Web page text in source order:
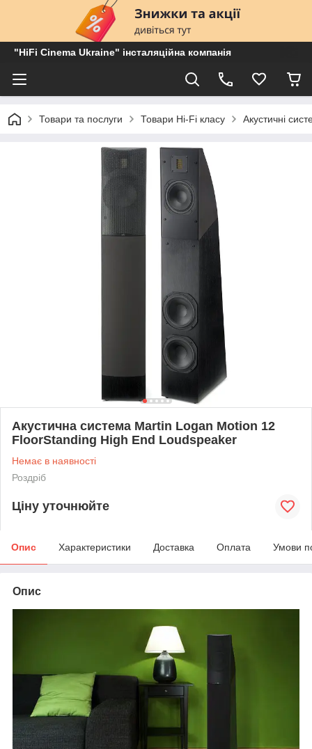
"HiFi Cinema Ukraine" інсталяційна компанія
Товари та послуги Товари Hi-Fi класу Акустичні
Акустична система Martin Logan Motion 12
FloorStanding High End Loudspeaker
Немає в наявності
Роздріб
Ціну уточнюйте
Опис Характеристики Доставка Оплата Умови
Опис